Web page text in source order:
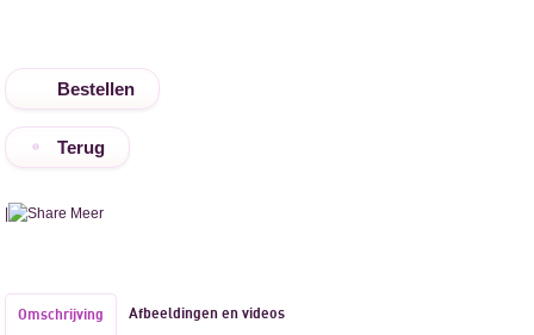
Terug
| Meer
Omschrijving Afbeeldingen en videos